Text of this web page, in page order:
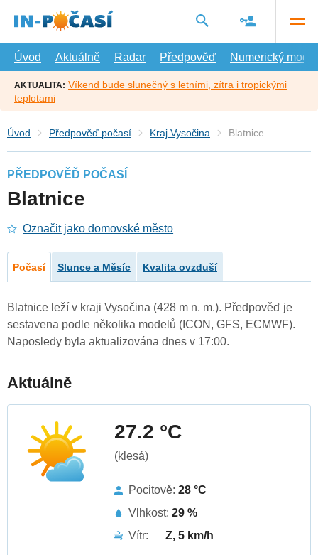
hlavní
Úvod
Aktuálně Radar Předpověď Numerický model
AKTUALITA: Víkend bude slunečný s letními, zítra i tropickými
teplotami
Úvod Předpověď počasí Kraj Vysočina Blatnice
PŘEDPOVĚĎ POČASÍ
Blatnice
Označit jako domovské město
Počasí Slunce a Měsíc Kvalita ovzduší
Blatnice leží v kraji Vysočina (428 m n. m.). Předpověď je
sestavena podle několika modelů (ICON, GFS, ECMWF).
Naposledy byla aktualizována dnes v 17:00.
Aktuálně
27.2 °C
(klesá)
Pocitově: 28 °C
Vlhkost: 29 %
Vítr:
Z, 5 km/h